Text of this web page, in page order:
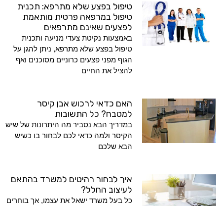
טיפול בפצע שלא מתרפא: תכנית
טיפול במרפאה פרטית מותאמת
לפצעים שאינם מתרפאים
באמצעות נקיטת צעדי מניעה ותכנית
טיפול בפצע שלא מתרפא, ניתן להגן על
הגוף מפני פצעים כרוניים מסוכנים ואף
להציל את החיים
האם כדאי לרכוש אבן קיסר
למטבח? כל התשובות
במדריך הבא נסביר מה היתרונות של שיש
הקיסר ולמה כדאי לכם לבחור בו כשיש
הבא שלכם
איך לבחור רהיטים למשרד בהתאם
לעיצוב החלל?
כל בעל משרד ישאל את עצמו, אך בוחרים